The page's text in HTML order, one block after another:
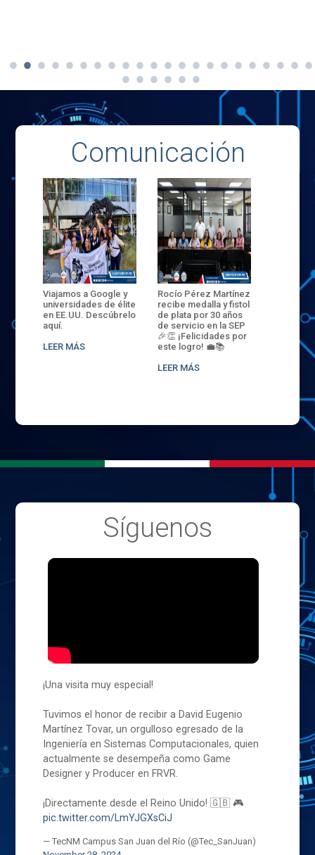
Comunicación
Viajamos a Google y
universidades de élite
en EE.UU. Descúbrelo
aquí.
LEER MÁS
Rocío Pérez Martínez
recibe medalla y fistol
de plata por 30 años
de servicio en la SEP
🎉👏 ¡Felicidades por
este logro! 💼📚
LEER MÁS
ENECB-
del
batalla.
32
sede
Síguenos
¡Una visita muy especial!
Tuvimos el honor de recibir a David Eugenio
Martínez Tovar, un orgulloso egresado de la
Ingeniería en Sistemas Computacionales, quien
actualmente se desempeña como Game
Designer y Producer en FRVR.
¡Directamente desde el Reino Unido! 🇬🇧 🎮
pic.twitter.com/LmYJGXsCiJ
— TecNM Campus San Juan del Río (@Tec_SanJuan)